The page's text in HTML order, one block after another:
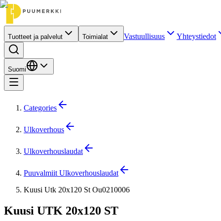
Tuotteet ja palvelut Toimialat Vastuullisuus Yhteystiedot
Suomi
Categories
Ulkoverhous
Ulkoverhouslaudat
Puuvalmiit Ulkoverhouslaudat
Kuusi Utk 20x120 St Ou0210006
Kuusi UTK 20x120 ST